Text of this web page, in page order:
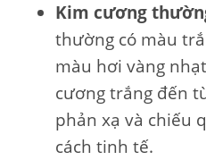
Kim cương
thường có màu
màu hơi vàng
cương trắng đến
phản xạ và chiếu
cách tinh tế.